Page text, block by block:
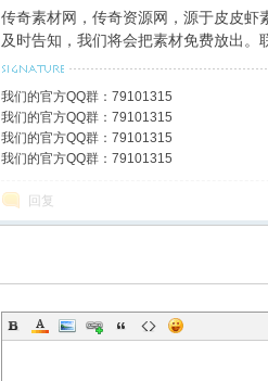
传奇素材网，传奇资源网，源于皮皮
及时告知，我们将会把素材免费放出。
我们的官方QQ群：79101315
我们的官方QQ群：79101315
我们的官方QQ群：79101315
我们的官方QQ群：79101315
回复